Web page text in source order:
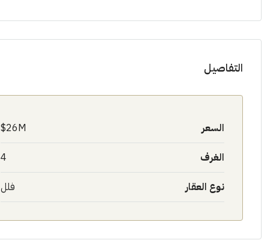
التفاصيل
السعر 26M$
الغرف 4
نوع العقار فلل